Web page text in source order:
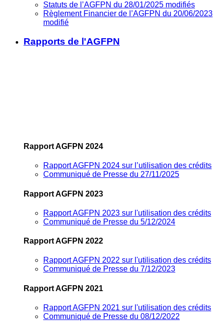
Statuts de l’AGFPN du 28/01/2025 modifiés
Règlement Financier de l’AGFPN du 20/06/2023
modifié
Rapports de l'AGFPN
Rapport AGFPN 2024
Rapport AGFPN 2024 sur l’utilisation des crédits
Communiqué de Presse du 27/11/2025
Rapport AGFPN 2023
Rapport AGFPN 2023 sur l'utilisation des crédits
Communiqué de Presse du 5/12/2024
Rapport AGFPN 2022
Rapport AGFPN 2022 sur l'utilisation des crédits
Communiqué de Presse du 7/12/2023
Rapport AGFPN 2021
Rapport AGFPN 2021 sur l'utilisation des crédits
Communiqué de Presse du 08/12/2022